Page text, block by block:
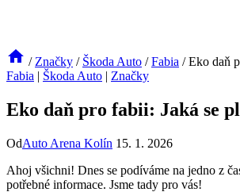
/ Značky / Škoda Auto / Fabia / Eko daň
Fabia | Škoda Auto | Značky
Eko daň pro fabii: Jaká se
OdAuto Arena Kolín 15. 1. 2026
Ahoj všichni! Dnes se podíváme na jedno z
potřebné informace. Jsme tady pro vás!